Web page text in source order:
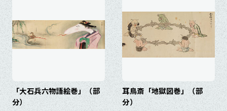
「大石兵六物語絵巻」（部
分）
耳鳥斎「地獄図巻」（部
分）